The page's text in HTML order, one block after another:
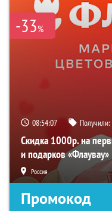
-33%
08:54:06 Получили:
Скидка 1000р. на
и подарков «Флаувау»
Россия
Промокод